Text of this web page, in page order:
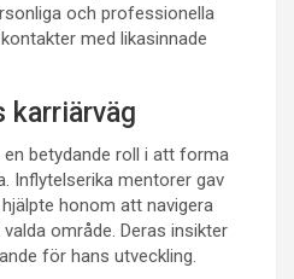
och professionella
med likasinnade
karriärväg
en betydande roll i att forma
Inflytelserika mentorer gav
honom att navigera
område. Deras insikter
för hans utveckling.